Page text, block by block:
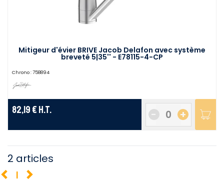
Mitigeur d'évier BRIVE Jacob Delafon avec système
breveté 5|35'' - E78115-4-CP
Chrono : 758894
82,19 € H.T. +
-
2 articles
1